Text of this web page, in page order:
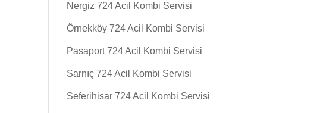
Nergiz 724 Acil Kombi Servisi
Örnekköy 724 Acil Kombi Servisi
Pasaport 724 Acil Kombi Servisi
Sarnıç 724 Acil Kombi Servisi
Seferihisar 724 Acil Kombi Servisi